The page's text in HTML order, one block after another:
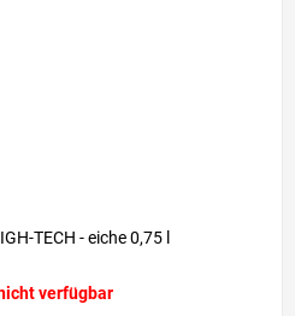
TECH - eiche 0,75 l
verfügbar